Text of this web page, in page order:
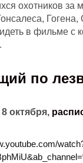
охотников за
в фильме с
по
октября,